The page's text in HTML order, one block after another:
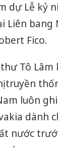
dự Lễ kỷ
Liên bang
Fico.
Tô
truyền
luôn
dành
nước